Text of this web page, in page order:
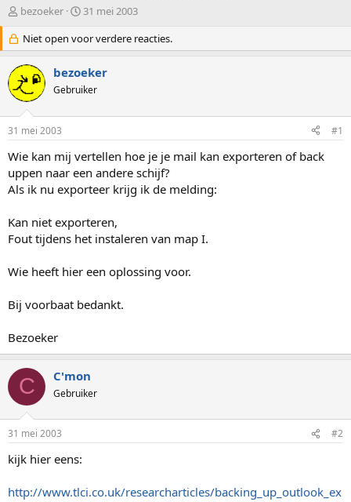
O
d
e
r
w
e
s
t
a
r
t
r
bezoeker
S
a
r
d
a
m
31 mei 2003
Niet open voor verdere reacties.
bezoeker
Gebruiker
31 mei 2003 #1
Wie kan mij vertellen hoe je je mail kan exporteren of back
uppen naar een andere schijf?
Als ik nu exporteer krijg ik de melding:
Kan niet exporteren,
Fout tijdens het instaleren van map I.
Wie heeft hier een oplossing voor.
Bij voorbaat bedankt.
Bezoeker
C C'mon
Gebruiker
31 mei 2003 #2
kijk hier eens:
http://www.tlci.co.uk/researcharticles/backing_up_outlook_ex